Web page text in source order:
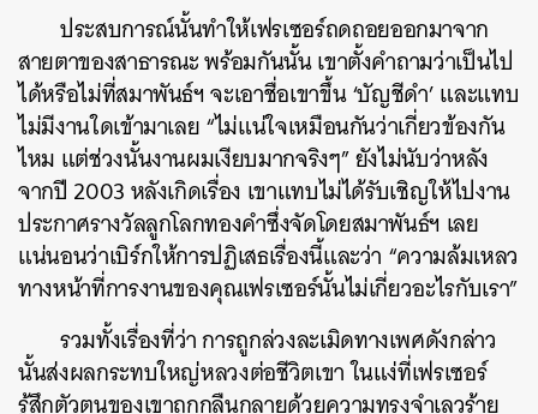
ประสบการณ์นั้นทำให้เฟรเซอร์ถดถอยออกมาจาก
สายตาของสาธารณะ พร้อมกันนั้น เขาตั้งคำถามว่าเป็นไป
ได้หรือไม่ที่สมาพันธ์ฯ จะเอาชื่อเขาขึ้น ‘บัญชีดำ’ และแทบ
ไม่มีงานใดเข้ามาเลย “ไม่แน่ใจเหมือนกันว่าเกี่ยวข้องกัน
ไหม แต่ช่วงนั้นงานผมเงียบมากจริงๆ” ยังไม่นับว่าหลัง
จากปี 2003 หลังเกิดเรื่อง เขาแทบไม่ได้รับเชิญให้ไปงาน
ประกาศรางวัลลูกโลกทองคำซึ่งจัดโดยสมาพันธ์ฯ เลย
แน่นอนว่าเบิร์กให้การปฏิเสธเรื่องนี้และว่า “ความล้มเหลว
ทางหน้าที่การงานของคุณเฟรเซอร์นั้นไม่เกี่ยวอะไรกับเรา”
รวมทั้งเรื่องที่ว่า การถูกล่วงละเมิดทางเพศดังกล่าว
นั้นส่งผลกระทบใหญ่หลวงต่อชีวิตเขา ในแง่ที่เฟรเซอร์
รู้สึกตัวตนของเขาถูกกลืนกลายด้วยความทรงจำเลวร้าย